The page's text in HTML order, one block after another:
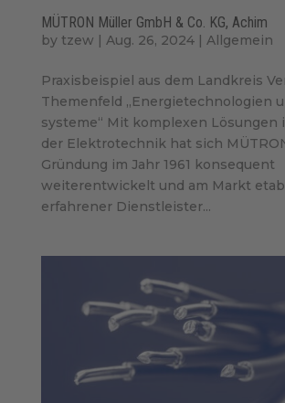
MÜTRON Müller GmbH & Co. KG, Achim
by tzew | Aug. 26, 2024| Allgemein
Praxisbeispiel aus dem Landkreis
Themenfeld „Energietechnologien
systeme“ Mit komplexen Lösungen
der Elektrotechnik hat sich
Gründung im Jahr 1961 konsequent
weiterentwickelt und am Markt
erfahrener Dienstleister...